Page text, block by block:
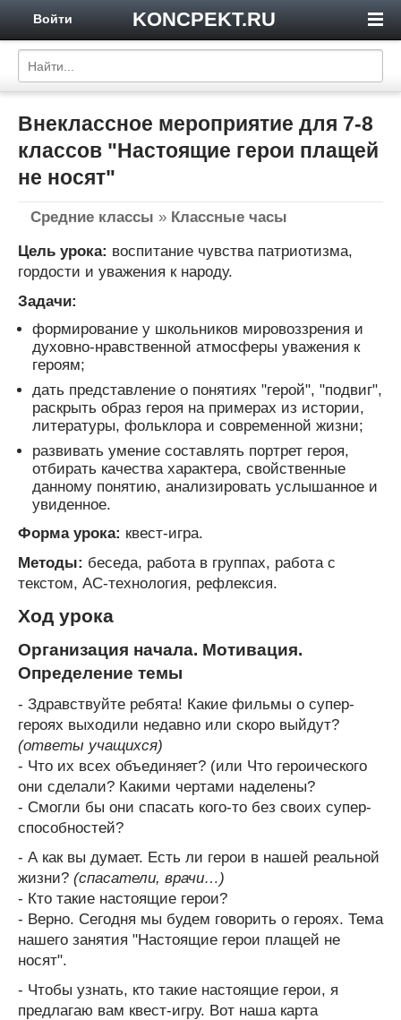
KONCPEKT.RU
Войти
Внеклассное мероприятие для 7-8
классов "Настоящие герои плащей
не носят"
Средние классы » Классные часы
Цель урока: воспитание чувства патриотизма,
гордости и уважения к народу.
Задачи:
формирование у школьников мировоззрения и
духовно-нравственной атмосферы уважения к
героям;
дать представление о понятиях "герой", "подвиг",
раскрыть образ героя на примерах из истории,
литературы, фольклора и современной жизни;
развивать умение составлять портрет героя,
отбирать качества характера, свойственные
данному понятию, анализировать услышанное и
увиденное.
Форма урока: квест-игра.
Методы: беседа, работа в группах, работа с
текстом, АС-технология, рефлексия.
Ход урока
Организация начала. Мотивация.
Определение темы
- Здравствуйте ребята! Какие фильмы о супер-
героях выходили недавно или скоро выйдут?
(ответы учащихся)
- Что их всех объединяет? (или Что героического
они сделали? Какими чертами наделены?
- Смогли бы они спасать кого-то без своих супер-
способностей?
- А как вы думает. Есть ли герои в нашей реальной
жизни? (спасатели, врачи…)
- Кто такие настоящие герои?
- Верно. Сегодня мы будем говорить о героях. Тема
нашего занятия "Настоящие герои плащей не
носят".
- Чтобы узнать, кто такие настоящие герои, я
предлагаю вам квест-игру. Вот наша карта